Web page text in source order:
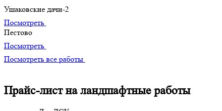
Ушаковские дачи-2
Посмотреть
Пестово
Посмотреть
Посмотреть все работы
Прайс-лист на ландшафтные работы